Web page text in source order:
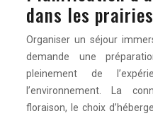
dans les
Organiser un séjour
demande une
pleinement de
l’environnement. La
floraison, le choix